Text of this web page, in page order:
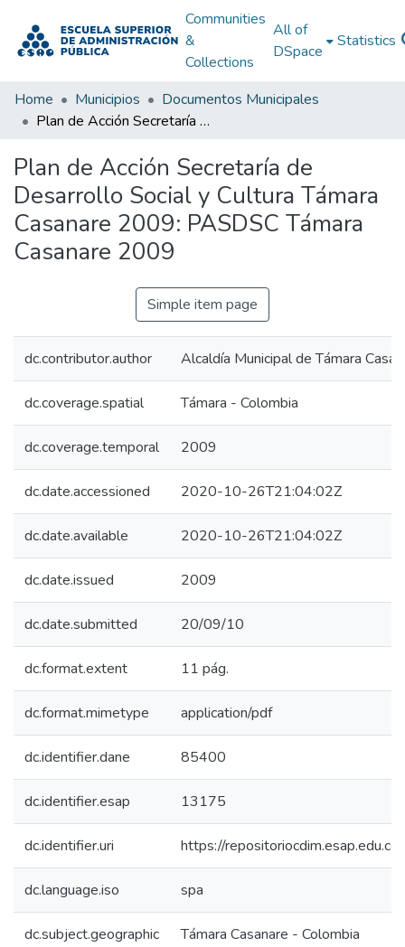
Communities
&
Collections
All of
DSpace
Statistics
Home Municipios
Documentos Municipales
Plan de Acción Secretaría de Desarrollo Social y Cultura Támara Casanare 2009: PASDSC Támara Casanare 2009
Plan de Acción Secretaría de
Desarrollo Social y Cultura Támara
Casanare 2009: PASDSC Támara
Casanare 2009
Simple item page
dc.contributor.author Alcaldía Municipal de Támara
dc.coverage.spatial Támara - Colombia
dc.coverage.temporal 2009
dc.date.accessioned 2020-10-26T21:04:02Z
dc.date.available 2020-10-26T21:04:02Z
dc.date.issued 2009
dc.date.submitted 20/09/10
dc.format.extent 11 pág.
dc.format.mimetype application/pdf
dc.identifier.dane 85400
dc.identifier.esap 13175
dc.identifier.uri https://
dc.language.iso spa
dc.subject.geographic Támara Casanare - Colombia